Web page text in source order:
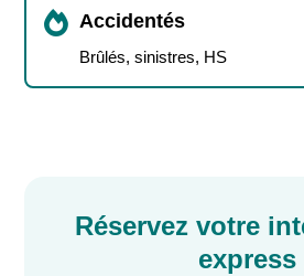
 Accidentés
Brûlés, sinistres, HS
Réservez votre
express